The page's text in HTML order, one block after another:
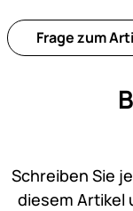
Frage zum
Schreiben Sie
diesem Artikel